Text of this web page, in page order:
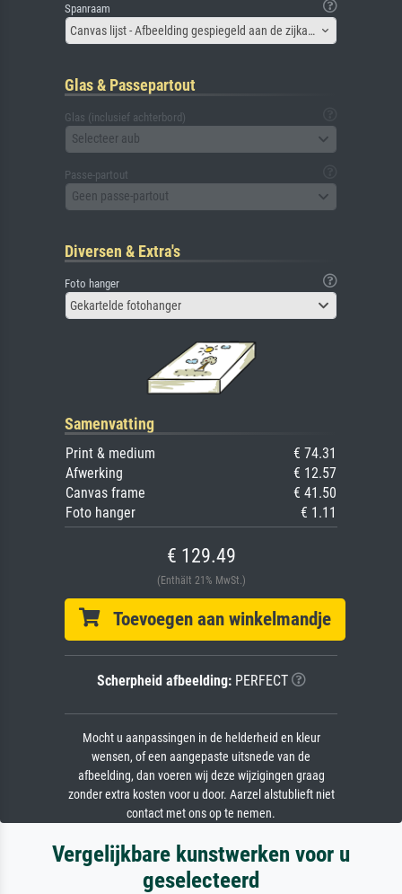
Spanraam
Canvas lijst - Afbeelding gespiegeld aan de zijkant
Glas & Passepartout
Glas (inclusief achterbord)
Selecteer aub
Passe-partout
Geen passe-partout
Diversen & Extra's
Foto hanger
Gekartelde fotohanger
Samenvatting
Print & medium
€ 74.31
Afwerking
€ 12.57
Canvas frame
€ 41.50
Foto hanger
€ 1.11
€ 129.49
(Enthält 21% MwSt.)
Toevoegen aan winkelmandje
Scherpheid afbeelding:PERFECT
Mocht u aanpassingen in de helderheid en kleur
wensen, of een aangepaste uitsnede van de
afbeelding, dan voeren wij deze wijzigingen graag
zonder extra kosten voor u door. Aarzel alstublieft niet
contact met ons op te nemen.
Vergelijkbare kunstwerken voor u
geselecteerd